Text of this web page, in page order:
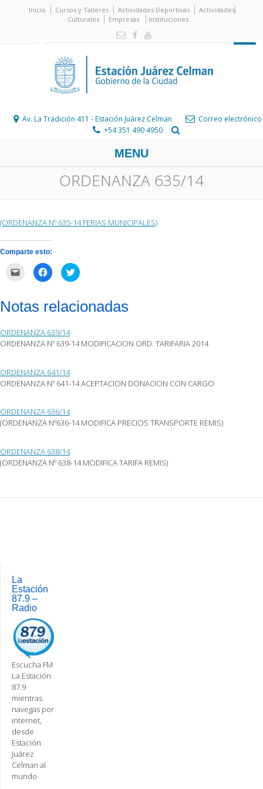
Inicio Cursos y Talleres Actividades Deportivas
Actividades
Culturales
Empresas Instituciones
Av. La Tradición 411 - Estación Juárez Celman
Correo electrónico
+54 351 490 4950
MENU
ORDENANZA 635/14
(ORDENANZA Nº 635-14 FERIAS MUNICIPALES)
Comparte esto:
correo
electrónico
amigo
(Se
abre
ventana
nueva)
Haz
clic
Facebook
(Se
una
ventana
nueva)
Haz
clic
en
Twitter
(Se
ventana
nueva)
Notas relacionadas
ORDENANZA 639/14
ORDENANZA Nº 639-14 MODIFICACION ORD. TARIFARIA 2014
ORDENANZA 641/14
ORDENANZA Nº 641-14 ACEPTACION DONACION CON CARGO
ORDENANZA 636/14
(ORDENANZA Nº636-14 MODIFICA PRECIOS TRANSPORTE REMIS)
ORDENANZA 638/14
(ORDENANZA Nº 638-14 MODIFICA TARIFA REMIS)
La
Estación
87.9 –
Radio
Escucha FM
La Estación
87.9
mientras
navegas por
internet,
desde
Estación
Juárez
Celman al
mundo